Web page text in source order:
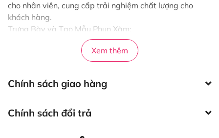
cho nhân viên, cung cấp trải nghiệm chất lượng cho
khách hàng.
Trưng Bày và Tạo Mẫu Phun Xăm:
Sử dụng làm mẫu khuôn mặt để phun xăm mày, mí, môi.
Tạo điều kiện tập massage cho các bạn học viên trong
Siêu thị đồ nghề Hani
Beauty
Xem thêm
Chính sách giao hàng
Chính sách đổi trả